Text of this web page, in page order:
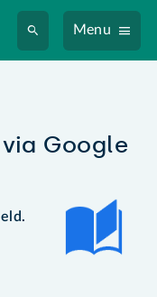
Menu
Google